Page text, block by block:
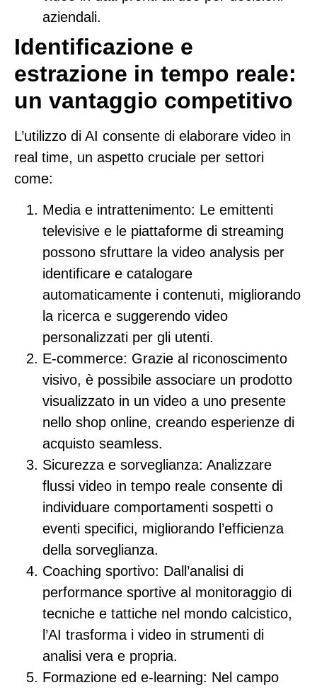
aziendali.
Identificazione e
estrazione in tempo reale:
un vantaggio competitivo
L’utilizzo di AI consente di elaborare video in
real time, un aspetto cruciale per settori
come:
Media e intrattenimento: Le emittenti
televisive e le piattaforme di streaming
possono sfruttare la video analysis per
identificare e catalogare
automaticamente i contenuti, migliorando
la ricerca e suggerendo video
personalizzati per gli utenti.
E-commerce: Grazie al riconoscimento
visivo, è possibile associare un prodotto
visualizzato in un video a uno presente
nello shop online, creando esperienze di
acquisto seamless.
Sicurezza e sorveglianza: Analizzare
flussi video in tempo reale consente di
individuare comportamenti sospetti o
eventi specifici, migliorando l’efficienza
della sorveglianza.
Coaching sportivo: Dall’analisi di
performance sportive al monitoraggio di
tecniche e tattiche nel mondo calcistico,
l’AI trasforma i video in strumenti di
analisi vera e propria.
Formazione ed e-learning: Nel campo